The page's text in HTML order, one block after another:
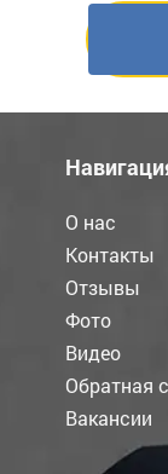
О нас
Контакты
Отзывы
Фото
Видео
Обратная
Вакансии